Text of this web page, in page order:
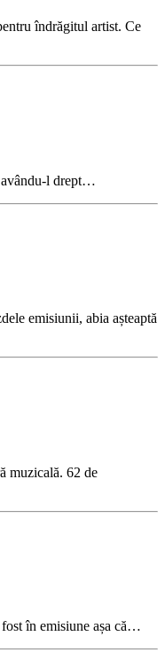
îndrăgitul artist. Ce
avându-l drept…
emisiunii, abia așteaptă
muzicală. 62 de
în emisiune așa că…